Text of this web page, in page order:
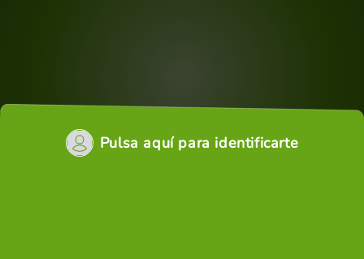
Pulsa aquí para identificarte